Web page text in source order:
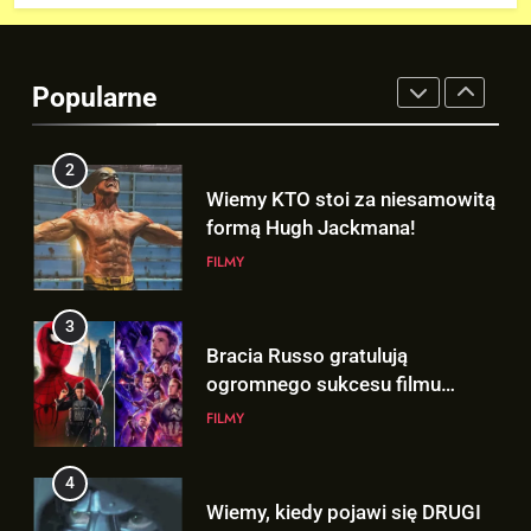
Popularne
2
formą Hugh Jackmana!
3
Bracia Russo gratulują
ogromnego sukcesu filmu
„SPIDER-MAN: BRAND NEW
FILMY
4
Wiemy, kiedy pojawi się DRUGI
TRAILER „AVENGERS:
DOOMSDAY”!
FILMY
5
Mamy wgląd na trailer